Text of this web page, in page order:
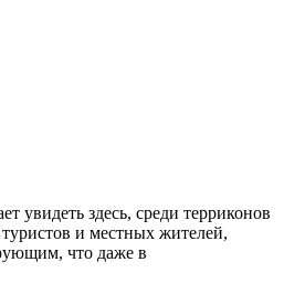
здесь, среди терриконов
и местных жителей,
что даже в